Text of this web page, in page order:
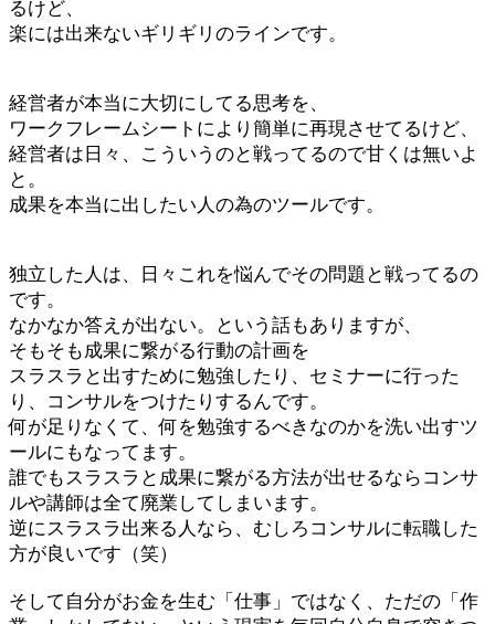
るけど、
楽には出来ないギリギリのラインです。
経営者が本当に大切にしてる思考を、
ワークフレームシートにより簡単に再現させてるけど、
経営者は日々、こういうのと戦ってるので甘くは無いよ
と。
成果を本当に出したい人の為のツールです。
独立した人は、日々これを悩んでその問題と戦ってるの
です。
なかなか答えが出ない。という話もありますが、
そもそも成果に繋がる行動の計画を
スラスラと出すために勉強したり、セミナーに行った
り、コンサルをつけたりするんです。
何が足りなくて、何を勉強するべきなのかを洗い出すツ
ールにもなってます。
誰でもスラスラと成果に繋がる方法が出せるならコンサ
ルや講師は全て廃業してしまいます。
逆にスラスラ出来る人なら、むしろコンサルに転職した
方が良いです（笑）
そして自分がお金を生む「仕事」ではなく、ただの「作